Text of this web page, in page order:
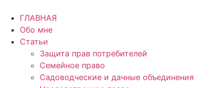
содержимому
ГЛАВНАЯ
Обо мне
Статьи
Защита прав потребителей
Семейное право
Садоводческие и дачные объединения